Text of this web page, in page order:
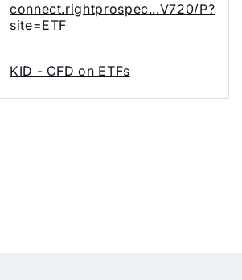
connect.rightprospec...V720/P?
site=ETF
KID - CFD on ETFs